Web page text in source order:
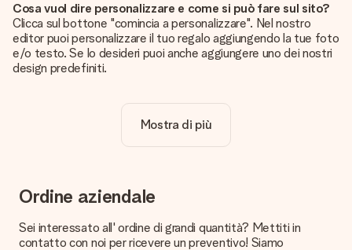
Cosa vuol dire personalizzare e come si può fare sul sito?
Clicca sul bottone "comincia a personalizzare". Nel nostro
editor puoi personalizzare il tuo regalo aggiungendo la tue foto
e/o testo. Se lo desideri puoi anche aggiungere uno dei nostri
design predefiniti.
Certo! Il prezzo mostrato include sempre la personalizzazione
Vogliamo assicurarci che tu sia completamente soddisfatto
del tuo regalo. Per questo è importante utilizzare foto di alta
nostro servizio clienti e includi la foto insieme al regalo che
Mostra di più
Ordine aziendale
Sei interessato all' ordine di grandi quantità? Mettiti in
contatto con noi per ricevere un preventivo! Siamo